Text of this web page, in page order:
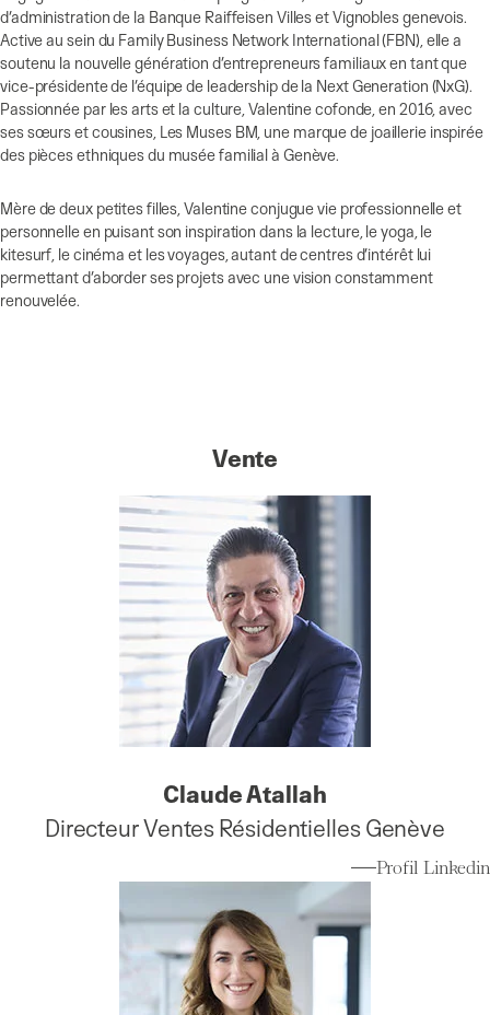
d’administration de la Banque Raiffeisen Villes et Vignobles genevois.
Active au sein du Family Business Network International (FBN), elle a
soutenu la nouvelle génération d’entrepreneurs familiaux en tant que
vice-présidente de l’équipe de leadership de la Next Generation (NxG).
Passionnée par les arts et la culture, Valentine cofonde, en 2016, avec
ses sœurs et cousines, Les Muses BM, une marque de joaillerie inspirée
des pièces ethniques du musée familial à Genève.
Mère de deux petites filles, Valentine conjugue vie professionnelle et
personnelle en puisant son inspiration dans la lecture, le yoga, le
kitesurf, le cinéma et les voyages, autant de centres d’intérêt lui
permettant d’aborder ses projets avec une vision constamment
renouvelée.
Vente
Claude Atallah
Directeur Ventes Résidentielles Genève
Profil Linkedin